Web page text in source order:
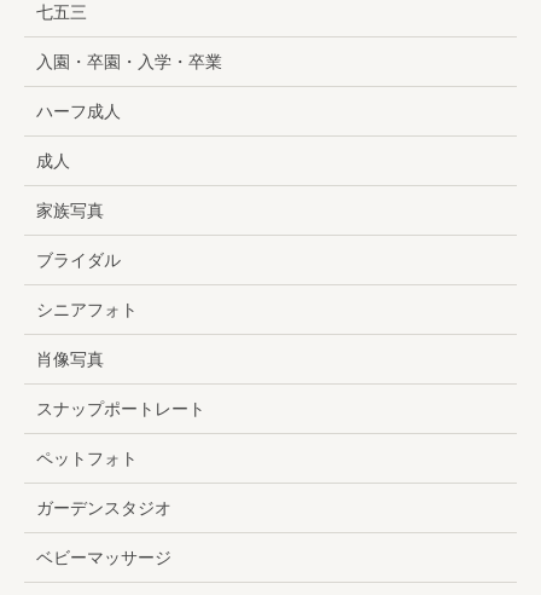
七五三
入園・卒園・入学・卒業
ハーフ成人
成人
家族写真
ブライダル
シニアフォト
肖像写真
スナップポートレート
ペットフォト
ガーデンスタジオ
ベビーマッサージ